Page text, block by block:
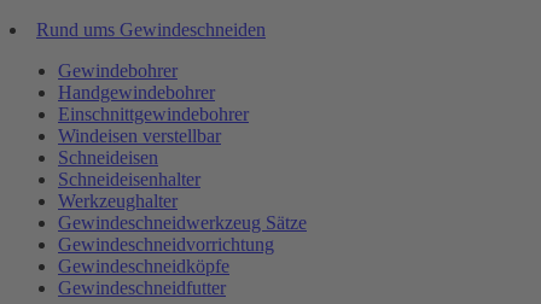
Rund ums Gewindeschneiden
Gewindebohrer
Handgewindebohrer
Einschnittgewindebohrer
Windeisen verstellbar
Schneideisen
Schneideisenhalter
Werkzeughalter
Gewindeschneidwerkzeug Sätze
Gewindeschneidvorrichtung
Gewindeschneidköpfe
Gewindeschneidfutter